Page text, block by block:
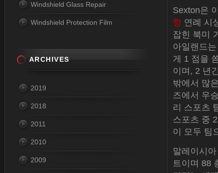
Sexton은
항 연례 시
잡힌 북미
아일랜드
게 1 점을
이며, 2 년
밖에서 많
즈에서 우
리 스포츠
스포츠 중
이 모두 팀
말레이시
트이며 88
Windshield Glass Repair
Windshield Protection Film
ARCHIVES
2019
2018
2011
2010
2009